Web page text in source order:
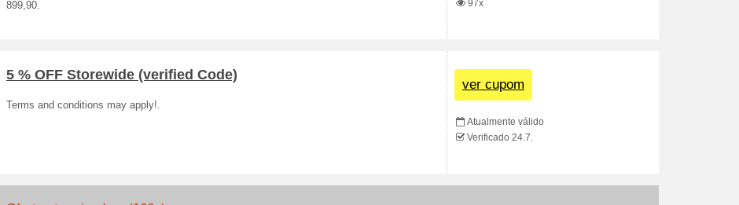
899,90.
97x
5 % OFF Storewide (verified Code)
Terms and conditions may apply!.
ver cupom
Atualmente válido
Verificado 24.7.